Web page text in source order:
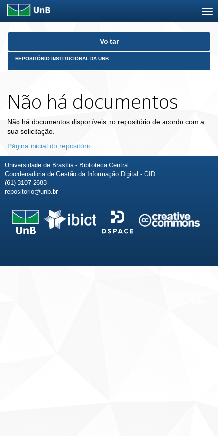
Skip
Voltar
REPOSITÓRIO INSTITUCIONAL DA UNB
Não há documentos
Não há documentos disponíveis no repositório de acordo com a
sua solicitação.
Página inicial do repositório
Universidade de Brasília - Biblioteca Central
Coordenadoria de Gestão da Informação Digital - GID
(61) 3107-2683
repositorio@unb.br